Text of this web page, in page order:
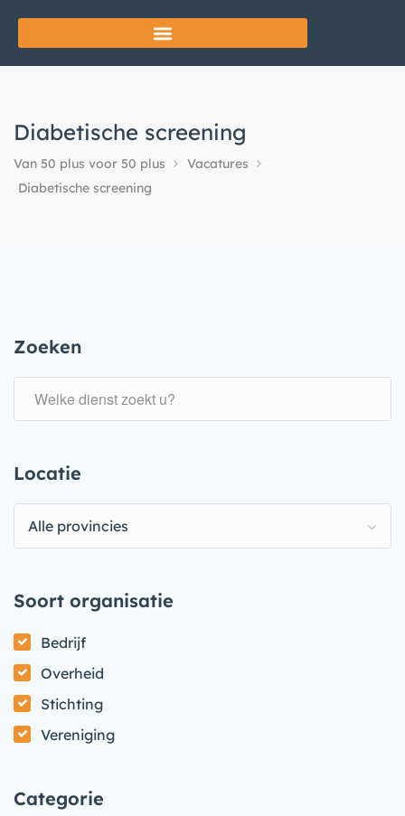
Diabetische screening
Van 50 plus voor 50 plus
Vacatures
Diabetische screening
Zoeken
Locatie
Alle provincies
Soort organisatie
Bedrijf
Overheid
Stichting
Vereniging
Categorie